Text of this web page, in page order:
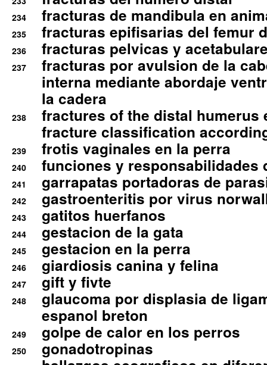
234 fracturas de mandibula en
235 fracturas epifisarias del femur
236 fracturas pelvicas y
237
fracturas por avulsion de la
interna mediante abordaje
la cadera
238
fractures of the distal humerus
fracture classification
239 frotis vaginales en la perra
240 funciones y responsabilidades
241 garrapatas portadoras de
242 gastroenteritis por virus
243 gatitos huerfanos
244 gestacion de la gata
245 gestacion en la perra
246 giardiosis canina y felina
247 gift y fivte
248
glaucoma por displasia de
espanol breton
249 golpe de calor en los perros
250 gonadotropinas